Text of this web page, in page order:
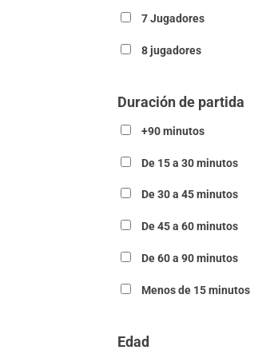
7 Jugadores
8 jugadores
Duración de partida
+90 minutos
De 15 a 30 minutos
De 30 a 45 minutos
De 45 a 60 minutos
De 60 a 90 minutos
Menos de 15 minutos
Edad